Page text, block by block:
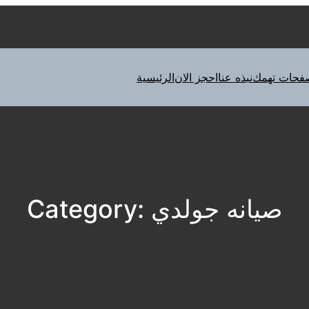
الرئيسيةاحجز الاننبذه عناتهمك
Category: صيانه جولدي